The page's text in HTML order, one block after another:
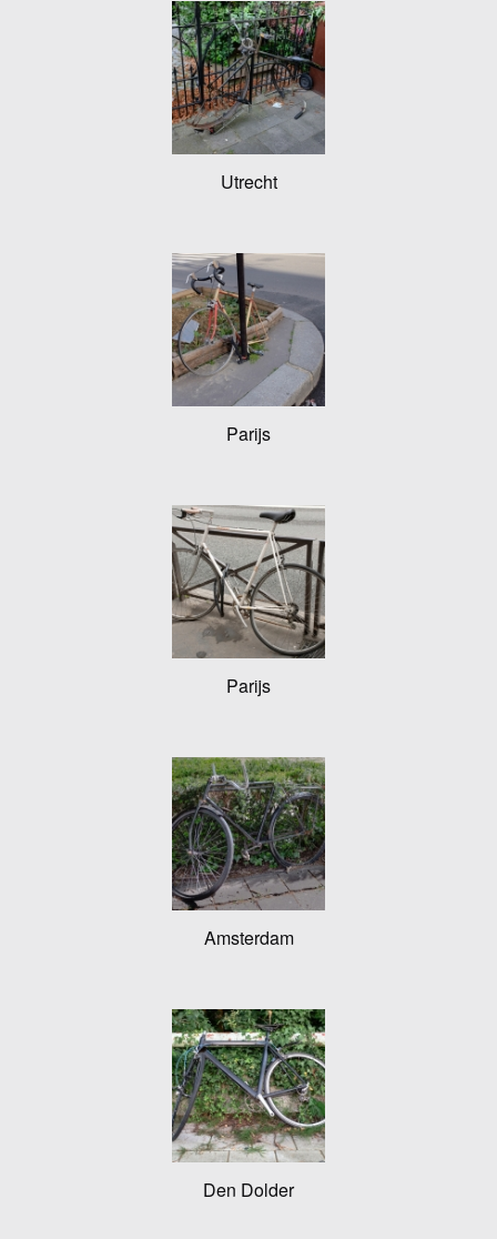
Utrecht
Parijs
Parijs
Amsterdam
Den Dolder